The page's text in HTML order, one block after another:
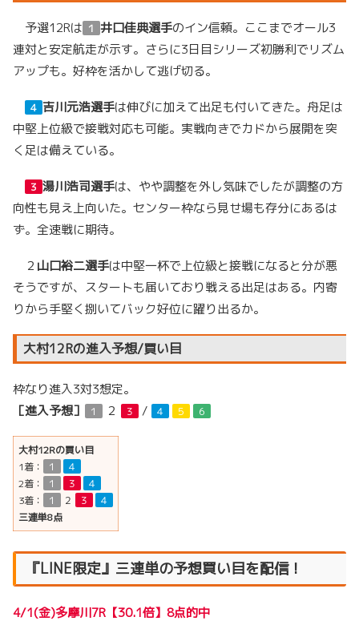
予選12Rは １ 井口佳典選手のイン信頼。ここまでオール3
連対と安定航走が示す。さらに3日目シリーズ初勝利でリズム
アップも。好枠を活かして逃げ切る。
４ 吉川元浩選手は伸びに加えて出足も付いてきた。舟足は
中堅上位級で接戦対応も可能。実戦向きでカドから展開を突
く足は備えている。
３ 湯川浩司選手は、やや調整を外し気味でしたが調整の方
向性も見え上向いた。センター枠なら見せ場も存分にあるは
ず。全速戦に期待。
２ 山口裕二選手は中堅一杯で上位級と接戦になると分が悪
そうですが、スタートも届いており戦える出足はある。内寄
りから手堅く捌いてバック好位に躍り出るか。
大村12Rの進入予想/買い目
枠なり進入3対3想定。
［進入予想］
１ ２ ３ / ４ ５ ６
大村12Rの買い目
1着：
１
４
2着：
１ ３
４
3着：
１ ２ ３
４
三連単8点
『LINE限定』三連単の予想買い目を配信！
4/1(金)多摩川7R【30.1倍】8点的中